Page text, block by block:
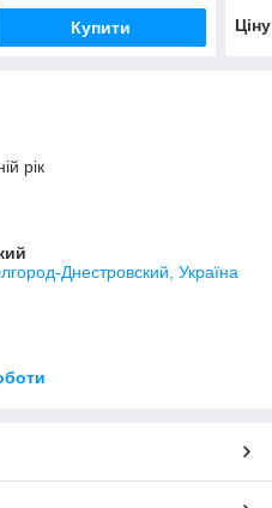
Купити
рік
Днестровский, Україна